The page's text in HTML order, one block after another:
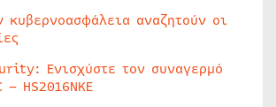
κυβερνοασφάλεια αναζητούν οι
Ενισχύστε τον συναγερμό
HS2016NKE